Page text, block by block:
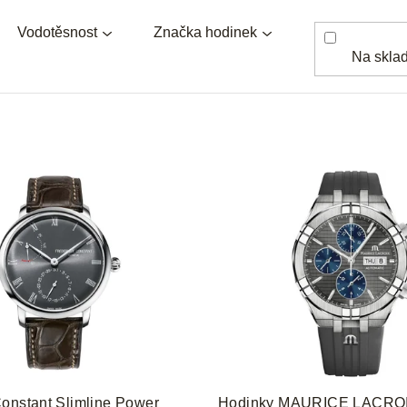
Vodotěsnost Značka hodinek
Na
Slimline Power
Hodinky MAURICE